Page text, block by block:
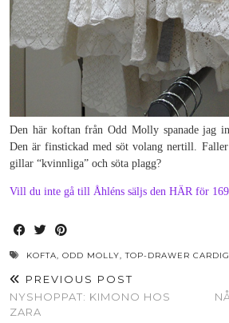
Den här koftan från Odd Molly spanade jag
Den är finstickad med söt volang nertill.
gillar “kvinnliga” och söta plagg?
Vill du inte gå till Åhléns säljs den HÄR för
KOFTA, ODD MOLLY,TOP-DRAWER
PREVIOUS POST
NYSHOPPAT: KIMONO HOS
ZARA